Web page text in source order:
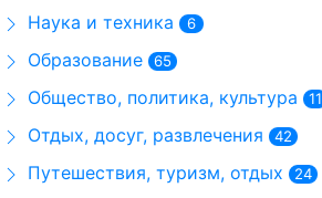
Наука и техника 6
Образование 65
Общество, политика, культура 11
Отдых, досуг, развлечения 42
Путешествия, туризм, отдых 24